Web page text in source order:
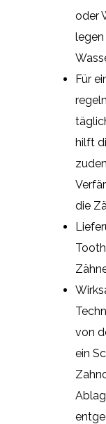
oder
Für
hilft
die
von
ein